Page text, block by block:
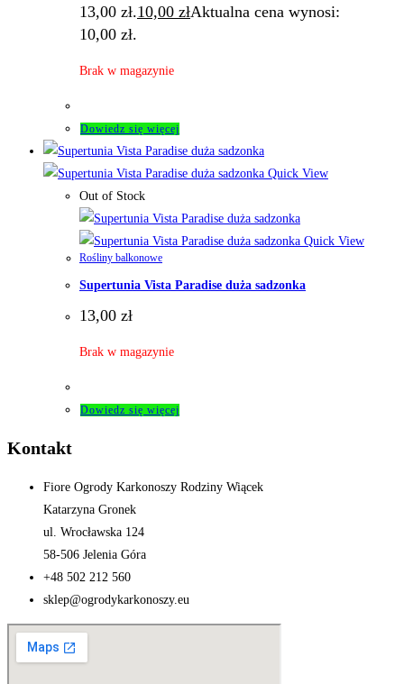
13,00 zł.10,00 złAktualna cena wynosi:
10,00 zł.
Brak w magazynie
Dowiedz się więcej
Quick View
Out of Stock
Quick View
Rośliny balkonowe
Supertunia Vista Paradise duża sadzonka
13,00 zł
Brak w magazynie
Dowiedz się więcej
Kontakt
Fiore Ogrody Karkonoszy Rodziny Wiącek
Katarzyna Gronek
ul. Wrocławska 124
58-506 Jelenia Góra
+48 502 212 560
sklep@ogrodykarkonoszy.eu